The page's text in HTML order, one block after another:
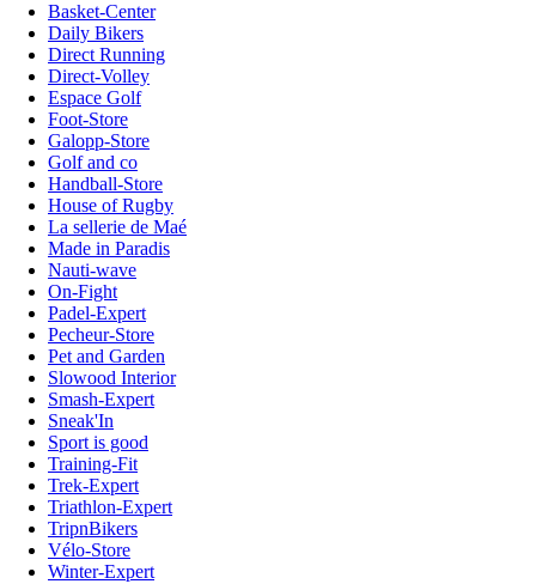
Basket-Center
Daily Bikers
Direct Running
Direct-Volley
Espace Golf
Foot-Store
Galopp-Store
Golf and co
Handball-Store
House of Rugby
La sellerie de Maé
Made in Paradis
Nauti-wave
On-Fight
Padel-Expert
Pecheur-Store
Pet and Garden
Slowood Interior
Smash-Expert
Sneak'In
Sport is good
Training-Fit
Trek-Expert
Triathlon-Expert
TripnBikers
Vélo-Store
Winter-Expert